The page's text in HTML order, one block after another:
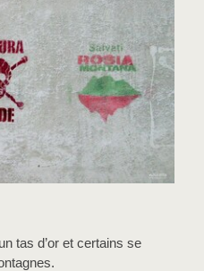
tas d’or et certains se